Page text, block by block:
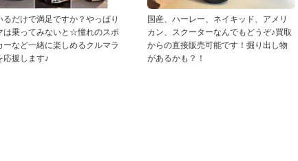
るだけで満足ですか？やっぱり
は乗ってみないと☆憧れのスポ
ーなど一緒に楽しめるクルマラ
応援します♪
国産、ハーレー、ネイキッド、アメリ
カン、スクーターなんでもどうぞ♪買取
からの直接販売可能です！掘り出し物
があるかも？！